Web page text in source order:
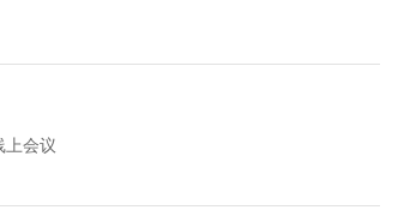
。 时间： 2022年6月11日 地点： 线上会议